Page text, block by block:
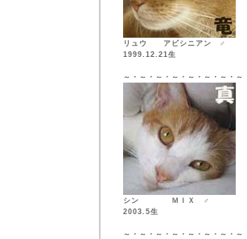
リュウ アビシニアン ♂
1999.12.21生
～・～・～・～・～・～・～・～
シン ＭＩＸ ♂
2003.5生
～・～・～・～・～・～・～・～